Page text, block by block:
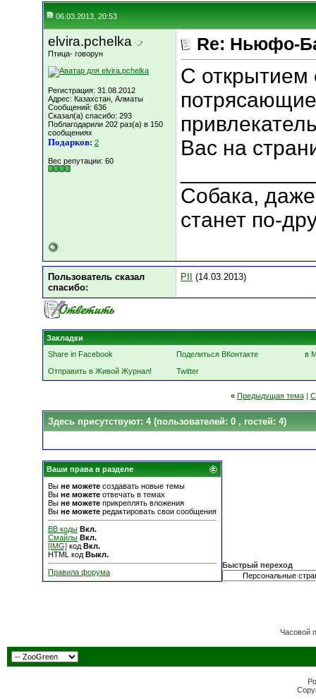
06.03.2013, 20:53
elvira.pchelka
Птица- говорун
Регистрация: 31.08.2012
Адрес: Казахстан, Алматы
Сообщений: 636
Сказал(а) спасибо: 293
Поблагодарили 202 раз(а) в 150
сообщениях
Подарков: 2
Вес репутации: 60
Re: Ньюфо-
С открытием
Вас на
Собака,
станет по-
Пользователь сказал
cпасибо:
PII (14.03.2013)
Закладки
Share in Facebook
Поделиться ВКонтакте
в
Отправить в Живой Журнал!
Twitter
« Предыдущая тема|
Здесь присутствуют: 4 (пользователей: 0 , гостей: 4)
Ваши права в разделе
Вы не можете создавать новые темы
Вы не можете отвечать в темах
Вы не можете прикреплять вложения
Вы не можете редактировать свои сообщения
BB коды Вкл.
Смайлы Вкл.
[IMG] код Вкл.
HTML код Выкл.
Правила форума
Быстрый переход
Часовой